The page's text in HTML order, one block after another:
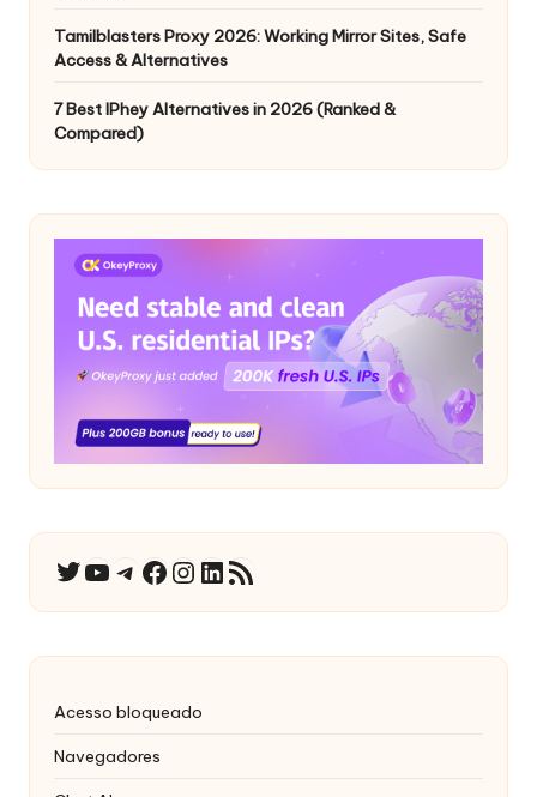
Tamilblasters Proxy 2026: Working Mirror Sites, Safe
Access & Alternatives
7 Best IPhey Alternatives in 2026 (Ranked &
Compared)
Twitter
YouTube
Telegrama
Facebook
Instagram
LinkedIn
RSS Feed
Acesso bloqueado
Navegadores